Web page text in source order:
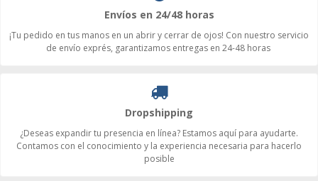
Envíos en 24/48 horas
¡Tu pedido en tus manos en un abrir y cerrar de ojos! Con nuestro servicio
de envío exprés, garantizamos entregas en 24-48 horas
Dropshipping
¿Deseas expandir tu presencia en línea? Estamos aquí para ayudarte.
Contamos con el conocimiento y la experiencia necesaria para hacerlo
posible